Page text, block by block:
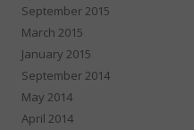
September 2015
March 2015
January 2015
September 2014
May 2014
April 2014